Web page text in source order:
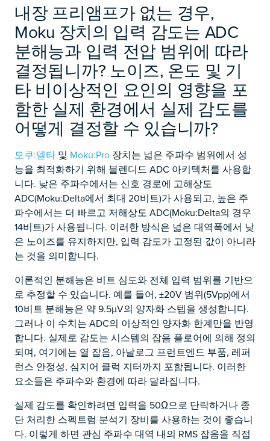
내장 프리앰프가 없는 경우,
Moku 장치의 입력 감도는 ADC
분해능과 입력 전압 범위에 따라
결정됩니까? 노이즈, 온도 및 기
타 비이상적인 요인의 영향을 포
함한 실제 환경에서 실제 감도를
어떻게 결정할 수 있습니까?
모쿠:델타 및 Moku:Pro 장치는 넓은 주파수 범위에서 성
능을 최적화하기 위해 블렌디드 ADC 아키텍처를 사용합
니다. 낮은 주파수에서는 신호 경로에 고해상도
ADC(Moku:Delta에서 최대 20비트)가 사용되고, 높은 주
파수에서는 더 빠르고 저해상도 ADC(Moku:Delta의 경우
14비트)가 사용됩니다. 이러한 방식은 넓은 대역폭에서 낮
은 노이즈를 유지하지만, 입력 감도가 고정된 값이 아니라
는 것을 의미합니다.
이론적인 분해능은 비트 심도와 전체 입력 범위를 기반으
로 추정할 수 있습니다. 예를 들어, ±20V 범위(5Vpp)에서
10비트 분해능은 약 9.5µV의 양자화 스텝을 생성합니다.
그러나 이 수치는 ADC의 이상적인 양자화 한계만을 반영
합니다. 실제로 감도는 시스템의 잡음 플로어에 의해 정의
되며, 여기에는 열 잡음, 아날로그 프런트엔드 부품, 레퍼
런스 안정성, 심지어 클럭 지터까지 포함됩니다. 이러한
요소들은 주파수와 환경에 따라 달라집니다.
실제 감도를 확인하려면 입력을 50Ω으로 단락하거나 종
단 처리한 스펙트럼 분석기 장비를 사용하는 것이 좋습니
다. 이렇게 하면 관심 주파수 대역 내의 RMS 잡음을 직접